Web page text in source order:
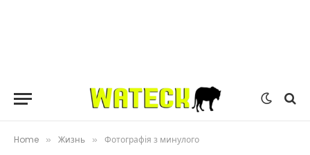
Home » Жизнь » Фотографія з минулого